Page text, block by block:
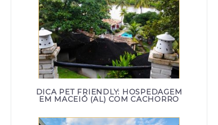
DICA PET FRIENDLY: HOSPEDAGEM
EM MACEIÓ (AL) COM CACHORRO